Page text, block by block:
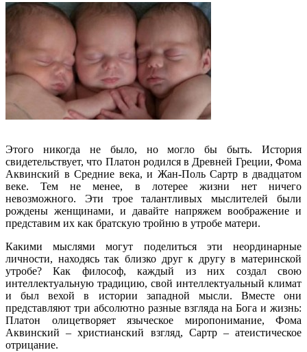
Этого никогда не было, но могло бы быть. История
свидетельствует, что Платон родился в Древней Греции, Фома
Аквинский в Средние века, и Жан-Поль Сартр в двадцатом
веке. Тем не менее, в лотерее жизни нет ничего
невозможного. Эти трое талантливых мыслителей были
рождены женщинами, и давайте напряжем воображение и
представим их как братскую тройню в утробе матери.
Какими мыслями могут поделиться эти неординарные
личности, находясь так близко друг к другу в материнской
утробе? Как философ, каждый из них создал свою
интеллектуальную традицию, свой интеллектуальный климат
и был вехой в истории западной мысли. Вместе они
представляют три абсолютно разные взгляда на Бога и жизнь:
Платон олицетворяет языческое миропонимание, Фома
Аквинский – христианский взгляд, Сартр – атеистическое
отрицание.